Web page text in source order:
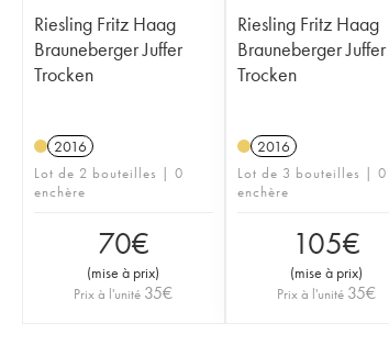
Riesling Fritz Haag
Brauneberger Juffer
Trocken
2016
Lot de 2 bouteilles | 0
enchère
70€
(mise à prix)
Prix à l'unité 35€
Riesling Fritz Haag
Brauneberger Juffer
Trocken
2016
Lot de 3 bouteilles | 0
enchère
105€
(mise à prix)
Prix à l'unité 35€